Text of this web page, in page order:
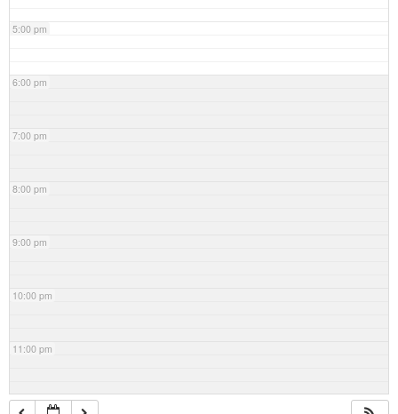
5:00 pm
6:00 pm
7:00 pm
8:00 pm
9:00 pm
10:00 pm
11:00 pm